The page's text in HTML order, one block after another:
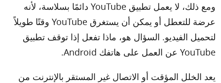
ومع ذلك، لا يعمل تطبيق YouTube دائمًا بسلاسة، لأنه
عرضة للتعطل أو يمكن أن يستغرق YouTube وقتًا طويلاً
لتحميل الفيديو. السؤال هو، ماذا تفعل إذا توقف تطبيق
YouTube عن العمل على هاتفك Android.
يعد الخلل المؤقت أو الاتصال غير المستقر بالإنترنت من